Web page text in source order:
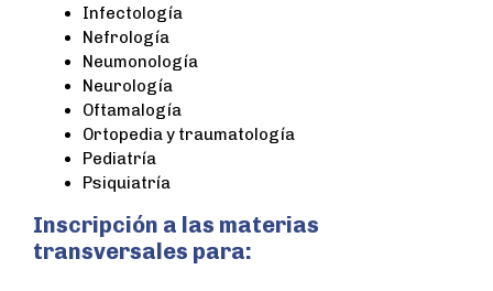
Infectología
Nefrología
Neumonología
Neurología
Oftamalogía
Ortopedia y traumatología
Pediatría
Psiquiatría
Inscripción a las materias
transversales para: